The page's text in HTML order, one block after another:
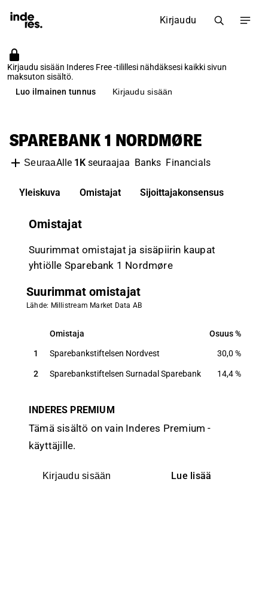
Kirjaudu
Kirjaudu sisään Inderes Free -tilillesi nähdäksesi kaikki sivun
maksuton sisältö.
Luo ilmainen tunnus
Kirjaudu sisään
SPAREBANK 1 NORDMØRE
SeuraaAlle 1Kseuraajaa Banks Financials
Yleiskuva Omistajat Sijoittajakonsensus
Omistajat
Suurimmat omistajat ja sisäpiirin kaupat
yhtiölle Sparebank 1 Nordmøre
Suurimmat omistajat
Lähde: Millistream Market Data AB
Omistaja Osuus
Omistaja Osuus
1 Sparebankstiftelsen Nordvest 30,0 %
2 Sparebankstiftelsen Surnadal Sparebank 14,4%
INDERES PREMIUM
Tämä sisältö on vain Inderes Premium -
käyttäjille.
Kirjaudu sisään Lue lisää